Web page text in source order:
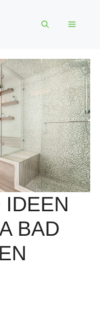
Menü
BAD